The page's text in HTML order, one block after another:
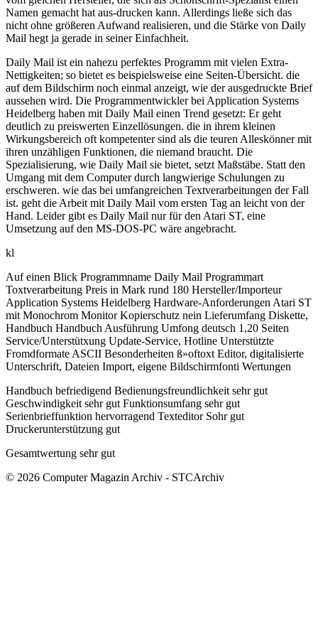
Namen gemacht hat aus-drucken kann. Allerdings ließe sich das
nicht ohne größeren Aufwand realisieren, und die Stärke von Daily
Mail hegt ja gerade in seiner Einfachheit.
Daily Mail ist ein nahezu perfektes Programm mit vielen Extra-
Nettigkeiten; so bietet es beispielsweise eine Seiten-Übersicht. die
auf dem Bildschirm noch einmal anzeigt, wie der ausgedruckte Brief
aussehen wird. Die Programmentwickler bei Application Systems
Heidelberg haben mit Daily Mail einen Trend gesetzt: Er geht
deutlich zu preiswerten Einzellösungen. die in ihrem kleinen
Wirkungsbereich oft kompetenter sind als die teuren Alleskönner mit
ihren unzähligen Funktionen, die niemand braucht. Die
Spezialisierung, wie Daily Mail sie bietet, setzt Maßstäbe. Statt den
Umgang mit dem Computer durch langwierige Schulungen zu
erschweren. wie das bei umfangreichen Textverarbeitungen der Fall
ist. geht die Arbeit mit Daily Mail vom ersten Tag an leicht von der
Hand. Leider gibt es Daily Mail nur für den Atari ST, eine
Umsetzung auf den MS-DOS-PC wäre angebracht.
kl
Auf einen Blick Programmname Daily Mail Programmart
Toxtverarbeitung Preis in Mark rund 180 Hersteller/Importeur
Application Systems Heidelberg Hardware-Anforderungen Atari ST
mit Monochrom Monitor Kopierschutz nein Lieferumfang Diskette,
Handbuch Handbuch Ausführung Umfong deutsch 1,20 Seiten
Service/Unterstütxung Update-Service, Hotline Unterstützte
Fromdformate ASCII Besonderheiten ß»oftoxt Editor, digitalisierte
Unterschrift, Dateien Import, eigene Bildschirmfonti Wertungen
Handbuch befriedigend Bedienungsfreundlichkeit sehr gut
Geschwindigkeit sehr gut Funktionsumfang sehr gut
Serienbrieffunktion hervorragend Texteditor Sohr gut
Druckerunterstützung gut
Gesamtwertung sehr gut
© 2026 Computer Magazin Archiv - STCArchiv